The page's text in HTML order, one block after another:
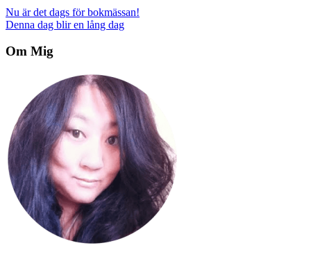
Inläggsnavigering
Nu är det dags för bokmässan!
Denna dag blir en lång dag
Om Mig